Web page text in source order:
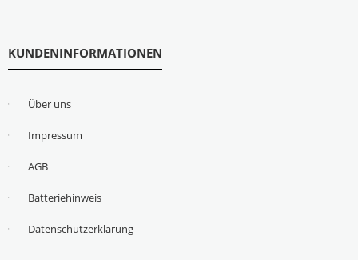
KUNDENINFORMATIONEN
Über uns
Impressum
AGB
Batteriehinweis
Datenschutzerklärung